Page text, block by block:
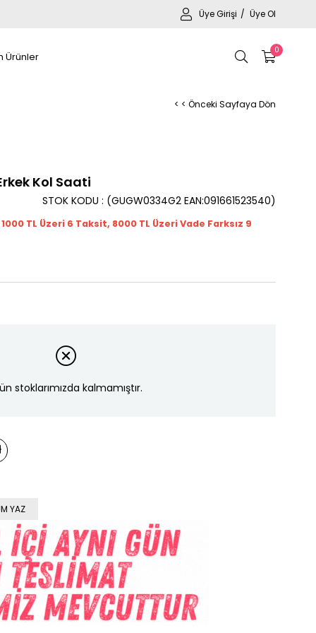
Üye Girişi Üye Ol
0
Ürünler
< < Önceki Sayfaya Dön
Kol Saati
(GUGW0334G2 EAN:091661523540)
STOK KODU
TL Üzeri 6 Taksit, 8000 TL Üzeri Vade Farksız 9
stoklarımızda kalmamıştır.
YAZ